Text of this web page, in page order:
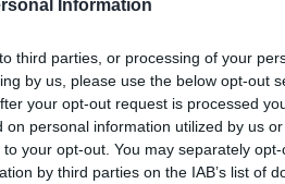
Information
third parties, or processing of your
by us, please use the below opt-out
your opt-out request is processed
personal information utilized by us
your opt-out. You may separately
by third parties on the IAB’s list of
a zebrás süti